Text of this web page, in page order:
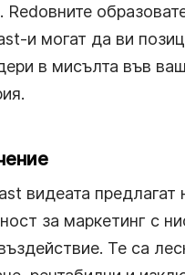
Redовните
и могат да ви
в мисълта във
видеата предлагат
за маркетинг с
Те са